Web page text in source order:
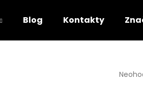
Blog Kontakty